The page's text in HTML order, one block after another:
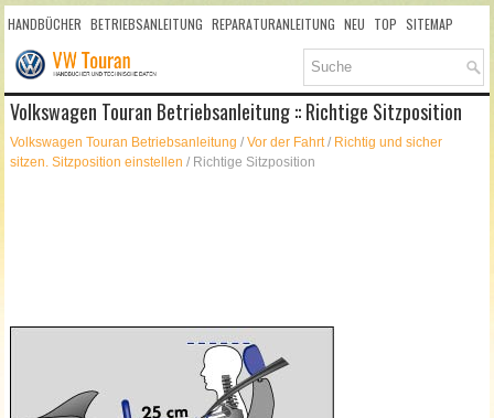
HANDBÜCHER BETRIEBSANLEITUNG REPARATURANLEITUNG NEU TOP SITEMAP
SUCHLAUF
Volkswagen Touran Betriebsanleitung :: Richtige Sitzposition
Volkswagen Touran Betriebsanleitung /Vor der Fahrt/ Richtig und sicher
sitzen. Sitzposition einstellen / Richtige Sitzposition